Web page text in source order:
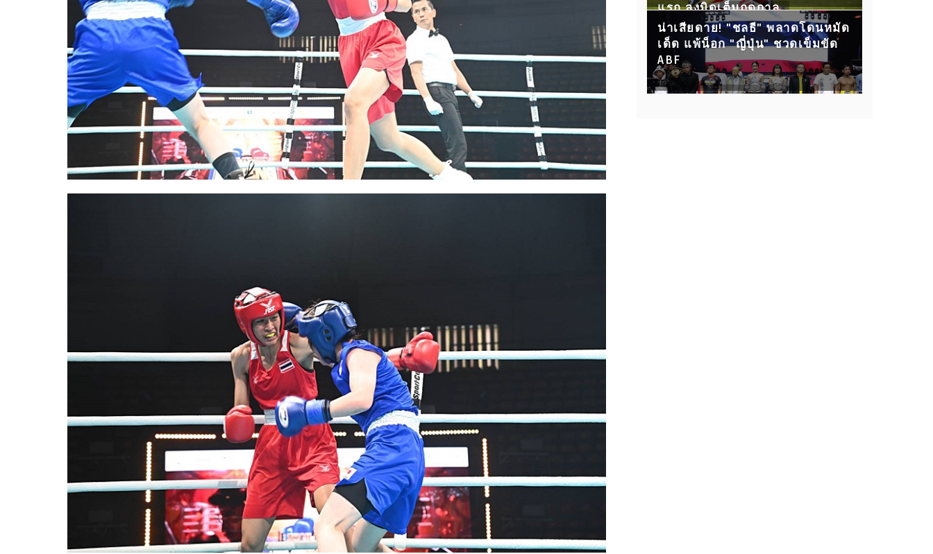
แรก ลงบิดเต็มฤดูกาล
น่าเสียดาย! "ชลธี" พลาดโดนหมัด
เด็ด แพ้น็อก "ญี่ปุ่น" ชวดเข็มขัด
ABF